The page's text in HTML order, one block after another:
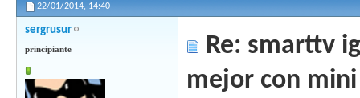
22/01/2014, 14:40
sergrusur
principiante
Re: smarttv
mejor con mini